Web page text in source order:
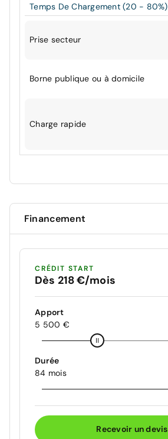
Temps De Chargement (20 - 80%)
Prise secteur
Borne publique ou à domicile
Charge rapide
Financement
CRÉDIT START
Dès 218 €/mois
Apport
5 500 €
Durée
84 mois
Recevoir un devis